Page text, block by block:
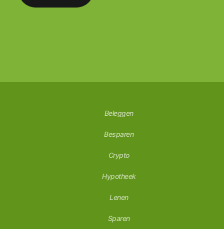
Beleggen
Besparen
Crypto
Hypotheek
Lenen
Sparen